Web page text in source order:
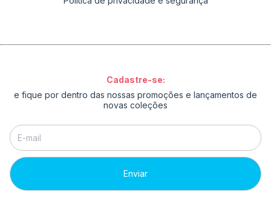
Cadastre-se:
e fique por dentro das nossas promoções e lançamentos de
novas coleções